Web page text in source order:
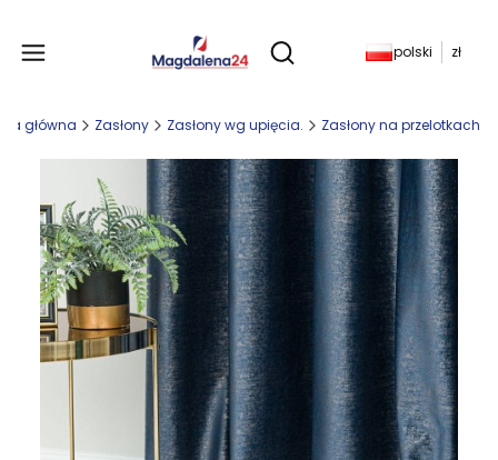
Otwórz wyszukiwarkę
Produkty w
polski zł
główna Zasłony Zasłony wg upięcia. Zasłony na przelotkach